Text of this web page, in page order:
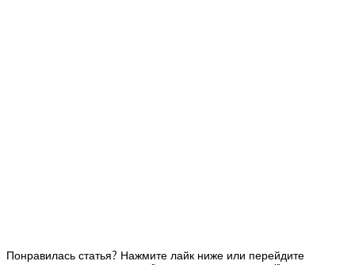
Понравилась статья? Нажмите лайк ниже или перейдите